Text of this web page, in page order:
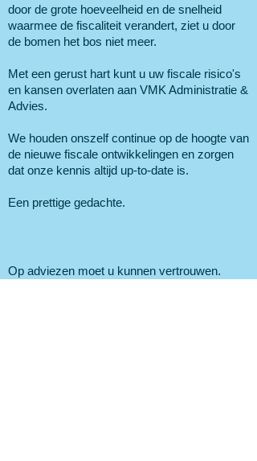
door de grote hoeveelheid en de snelheid
waarmee de fiscaliteit verandert, ziet u door
de bomen het bos niet meer.
Met een gerust hart kunt u uw fiscale risico's
en kansen overlaten aan VMK Administratie &
Advies.
We houden onszelf continue op de hoogte van
de nieuwe fiscale ontwikkelingen en zorgen
dat onze kennis altijd up-to-date is.
Een prettige gedachte.
Op adviezen moet u kunnen vertrouwen.